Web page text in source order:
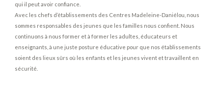
qui il peut avoir confiance.
Avec les chefs d’établissements des Centres Madeleine-Daniélou, nous
sommes responsables des jeunes que les familles nous confient. Nous
continuons à nous former et à former les adultes, éducateurs et
enseignants, à une juste posture éducative pour que nos établissements
soient des lieux sûrs où les enfants et les jeunes vivent et travaillent en
sécurité.